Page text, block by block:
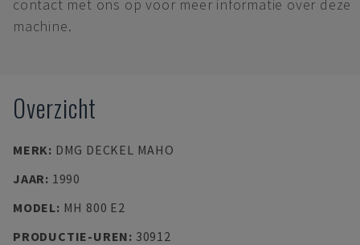
contact met ons op voor meer informatie over deze
machine.
Overzicht
MERK: DMG DECKEL MAHO
JAAR: 1990
MODEL: MH 800 E2
PRODUCTIE-UREN: 30912